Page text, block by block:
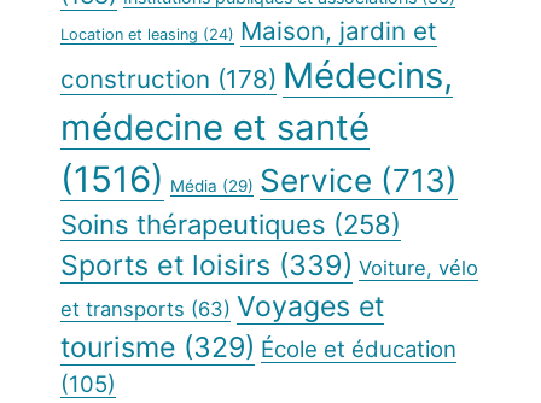
Location et leasing (24) Maison, jardin et
construction (178) Médecins,
médecine et santé
(1516) Média (29) Service (713)
Soins thérapeutiques (258)
Sports et loisirs (339) Voiture, vélo
et transports (63) Voyages et
tourisme (329) École et éducation
(105)